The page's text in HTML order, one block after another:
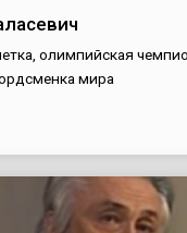
олимпийская
мира